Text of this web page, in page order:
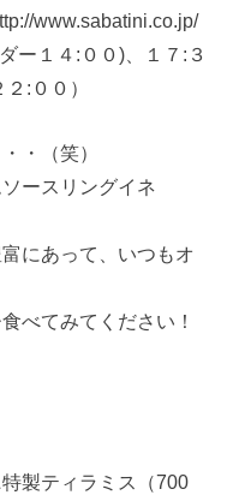
www.sabatini.co.jp/
ー１４:００)、１７:３
:００）
・（笑）
ースリングイネ
にあって、いつもオ
べてみてください！
製ティラミス（700